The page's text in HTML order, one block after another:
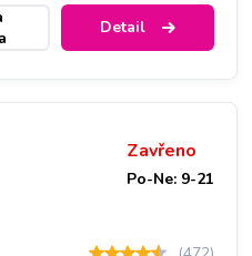
Detail
Zavřeno
Po-Ne: 9-21